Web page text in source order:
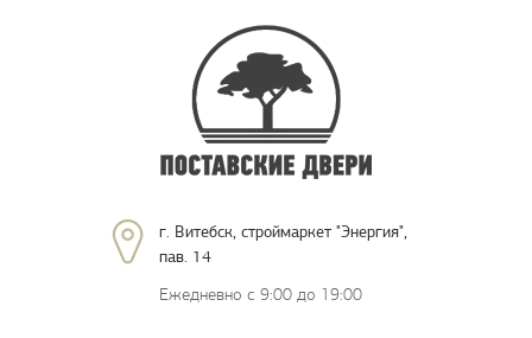
г. Витебск, строймаркет "Энергия",
пав. 14
Ежедневно с 9:00 до 19:00